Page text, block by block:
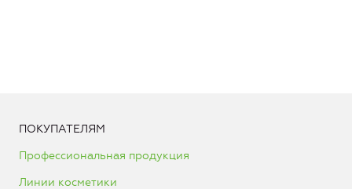
ПОКУПАТЕЛЯМ
Профессиональная продукция
Линии косметики